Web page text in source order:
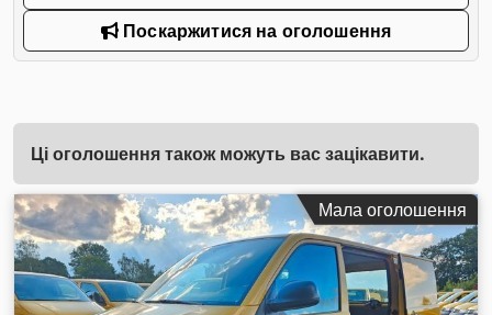
Поскаржитися на оголошення
Ці оголошення також можуть вас зацікавити.
Мала оголошення